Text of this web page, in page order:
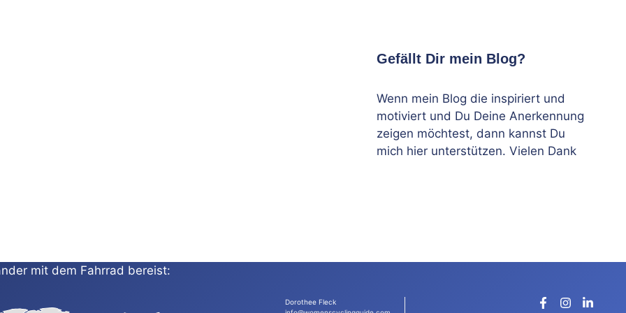
Gefällt Dir mein Blog?
Wenn mein Blog die inspiriert und
motiviert und Du Deine Anerkennung
zeigen möchtest, dann kannst Du
mich hier unterstützen. Vielen Dank
mit dem Fahrrad bereist:
Dorothee Fleck